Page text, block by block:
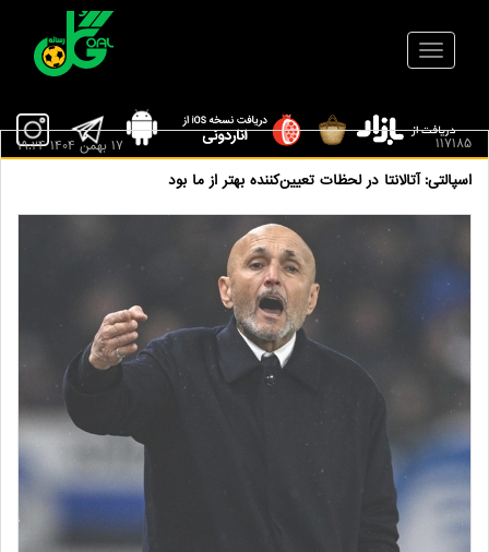
117185
اسپالتی: آتالانتا در لحظات تعیین‌کننده بهتر از ما بود
17 بهمن 1404 19:24